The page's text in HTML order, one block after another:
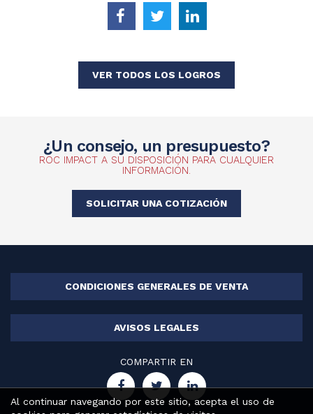
VER TODOS LOS LOGROS
¿Un consejo, un presupuesto?
ROC IMPACT A SU DISPOSICIÓN PARA CUALQUIER
INFORMACIÓN.
SOLICITAR UNA COTIZACIÓN
CONDICIONES GENERALES DE VENTA
AVISOS LEGALES
COMPARTIR EN
Al continuar navegando por este sitio, acepta el uso de